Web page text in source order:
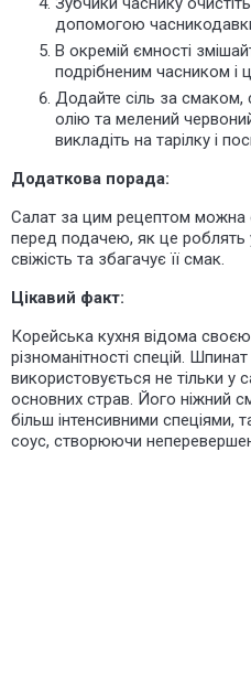
допомогою
В окремій ємності
подрібненим часником і
Додайте сіль за
олію та мелений
викладіть на тарілку і
Додаткова порада:
Салат за цим рецептом можна
перед подачею, як це роблять
свіжість та збагачує її смак.
Цікавий факт:
Корейська кухня відома
різноманітності спецій.
використовується не тільки у
основних страв. Його ніжний
більш інтенсивними спеціями,
соус, створюючи